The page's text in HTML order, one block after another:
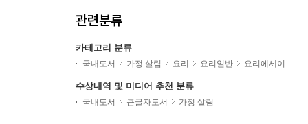
관련분류
카테고리 분류
국내도서 가정 살림 요리 요리일반 요리에세이
수상내역 및 미디어 추천 분류
국내도서 큰글자도서 가정 살림